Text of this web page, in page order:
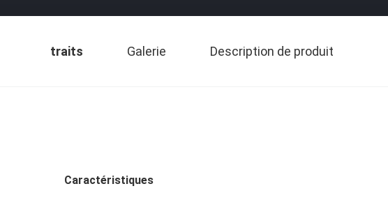
traits Galerie Description de produit
Caractéristiques